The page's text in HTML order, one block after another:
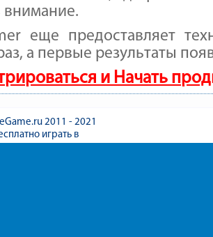
внимание.
еще предоставляет
а первые результаты
и Начать
2011 - 2021
играть в
и мальчиков